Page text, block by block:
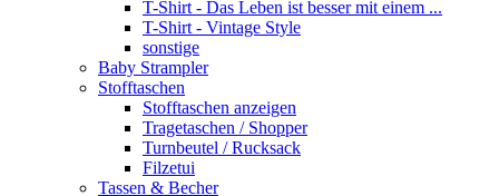
T-Shirt - Das Leben ist besser mit einem ...
T-Shirt - Vintage Style
sonstige
Baby Strampler
Stofftaschen
Stofftaschen anzeigen
Tragetaschen / Shopper
Turnbeutel / Rucksack
Filzetui
Tassen & Becher